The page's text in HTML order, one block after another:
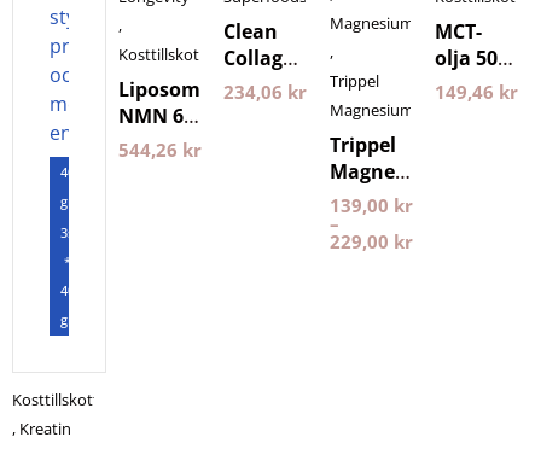
400
gram
3st
*
400
gram
Kosttillskott
, Kreatin
,
Kosttillskott
Liposomal
NMN 60
kapslar
544,26 kr
Clean
Collagen
500
Nyttoteket
234,06 kr
Magnesium
,
Trippel
Magnesium
Trippel
Magnesium
Pureness
139,00 kr
–
229,00 kr
MCT-
olja 500
ml
149,46 kr